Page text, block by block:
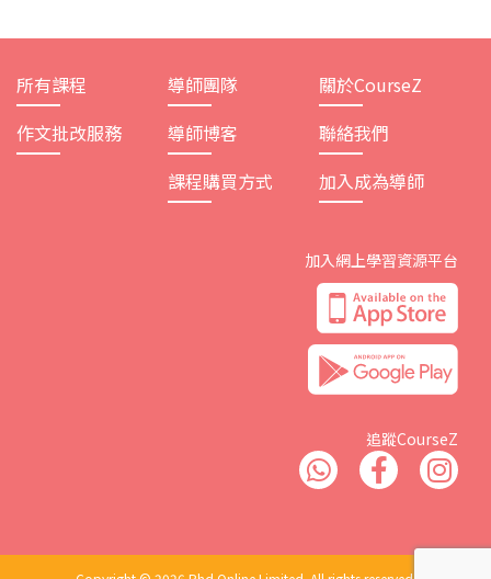
所有課程
作文批改服務
導師團隊
導師博客
課程購買方式
關於CourseZ
聯絡我們
加入成為導師
加入網上學習資源平台
追蹤CourseZ